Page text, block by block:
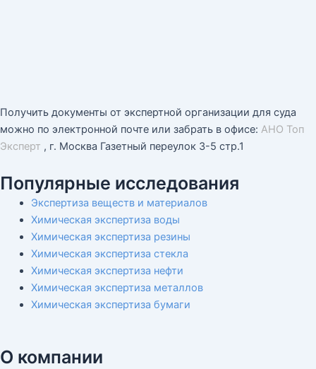
Получить документы от экспертной организации для суда
можно по электронной почте или забрать в офисе: АНО Топ
Эксперт , г. Москва Газетный переулок 3-5 стр.1
Популярные исследования
Экспертиза веществ и материалов
Химическая экспертиза воды
Химическая экспертиза резины
Химическая экспертиза стекла
Химическая экспертиза нефти
Химическая экспертиза металлов
Химическая экспертиза бумаги
О компании